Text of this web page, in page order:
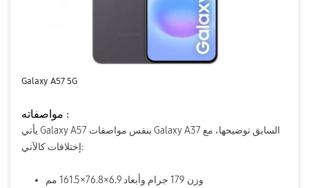
Galaxy A57 5G
مواصفاته :
يأتي Galaxy A57 بنفس مواصفات Galaxy A37 السابق توضيحها، مع
إختلافات كالآتي:
وزن 179 جرام وأبعاد 6.9×76.8×161.5 مم